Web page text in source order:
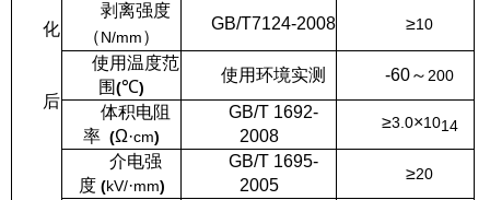
化
后
剥离强度
（N/mm）
GB/T7124-2008 ≥10
使用温度范
围(℃)
使用环境实测 -60～200
体积电阻
率 (Ω·cm)
GB/T 1692-
2008
≥3.0×1014
介电强
度 (kV/·mm)
GB/T 1695-
2005
≥20